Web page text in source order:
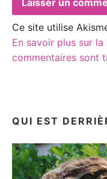
Ce site utilise
En savoir plus sur
commentaires sont
QUI EST